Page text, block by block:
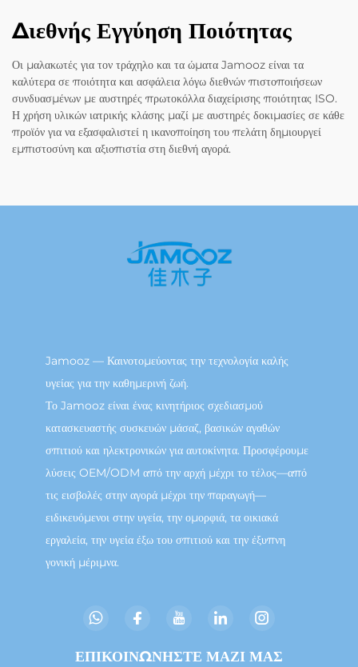
Διεθνής Εγγύηση Ποιότητας
Οι μαλακωτές για τον τράχηλο και τα ώματα Jamooz είναι τα
καλύτερα σε ποιότητα και ασφάλεια λόγω διεθνών πιστοποιήσεων
συνδυασμένων με αυστηρές πρωτοκόλλα διαχείρισης ποιότητας ISO.
Η χρήση υλικών ιατρικής κλάσης μαζί με αυστηρές δοκιμασίες σε κάθε
προϊόν για να εξασφαλιστεί η ικανοποίηση του πελάτη δημιουργεί
εμπιστοσύνη και αξιοπιστία στη διεθνή αγορά.
Jamooz — Καινοτομεύοντας την τεχνολογία καλής
υγείας για την καθημερινή ζωή.
Το Jamooz είναι ένας κινητήριος σχεδιασμού
κατασκευαστής συσκευών μάσαζ, βασικών αγαθών
σπιτιού και ηλεκτρονικών για αυτοκίνητα. Προσφέρουμε
λύσεις OEM/ODM από την αρχή μέχρι το τέλος—από
τις εισβολές στην αγορά μέχρι την παραγωγή—
ειδικευόμενοι στην υγεία, την ομορφιά, τα οικιακά
εργαλεία, την υγεία έξω του σπιτιού και την έξυπνη
γονική μέριμνα.
ΕΠΙΚΟΙΝΩΝΗΣΤΕ ΜΑΖΙ ΜΑΣ